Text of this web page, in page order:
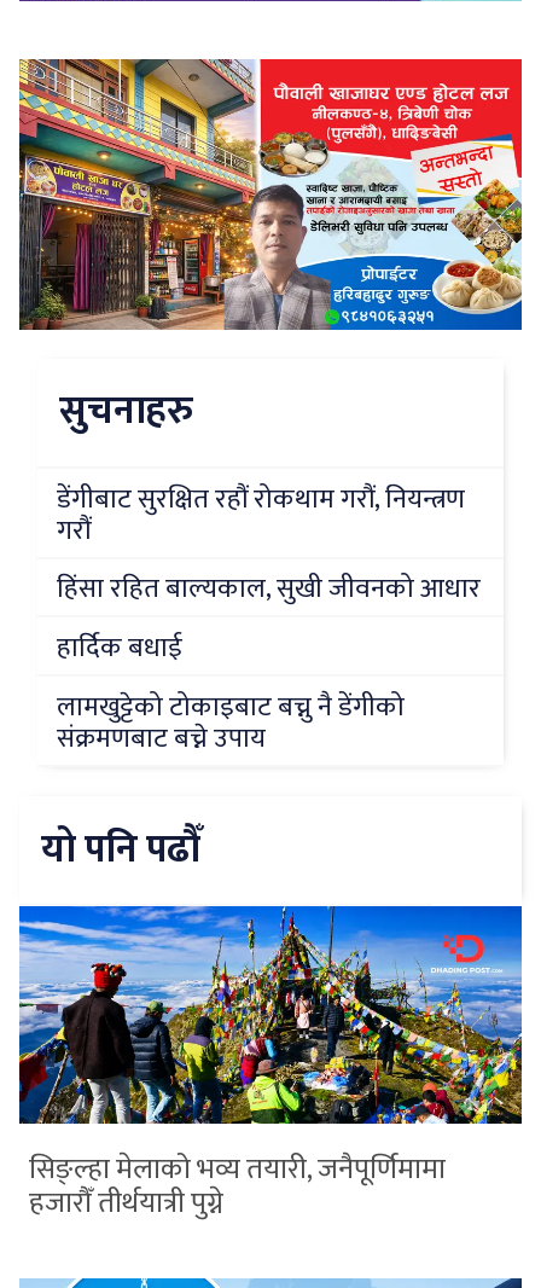
सुचनाहरु
डेंगीबाट सुरक्षित रहौं रोकथाम गरौं, नियन्त्रण
गरौं
हिंसा रहित बाल्यकाल, सुखी जीवनको आधार
हार्दिक बधाई
लामखुट्टेको टोकाइबाट बच्नु नै डेंगीको
संक्रमणबाट बच्ने उपाय
यो पनि पढौँ
सिङ्ल्हा मेलाको भव्य तयारी, जनैपूर्णिमामा
हजारौँ तीर्थयात्री पुग्ने